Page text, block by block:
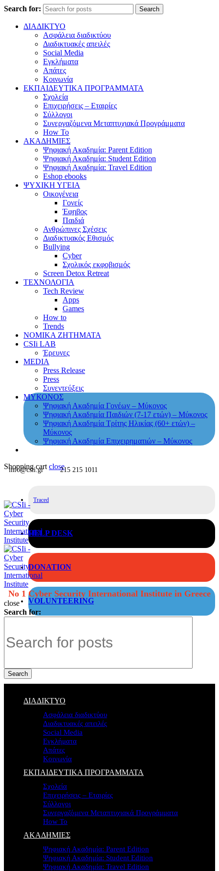
Search for: Search
ΔΙΑΔΙΚΤΥΟ
Ασφάλεια διαδικτύου
Διαδικτυακές απειλές
Social Media
Εγκλήματα
Απάτες
Κοινωνία
ΕΚΠΑΙΔΕΥΤΙΚΑ ΠΡΟΓΡΑΜΜΑΤΑ
Σχολεία
Επιχειρήσεις – Εταιρίες
Σύλλογοι
Συνεργαζόμενα Μεταπτυχιακά Προγράμματα
How To
ΑΚΑΔΗΜΙΕΣ
Ψηφιακή Ακαδημία: Parent Edition
Ψηφιακή Ακαδημία: Student Edition
Ψηφιακή Ακαδημία: Travel Edition
Eshop ebooks
ΨΥΧΙΚΗ ΥΓΕΙΑ
Οικογένεια
Γονείς
Έφηβος
Παιδιά
Ανθρώπινες Σχέσεις
Διαδικτυακός Εθισμός
Bullying
Cyber
Σχολικός εκφοβισμός
Screen Detox Retreat
ΤΕΧΝΟΛΟΓΙΑ
Tech Review
Apps
Games
How to
Trends
ΝΟΜΙΚΑ ΖΗΤΗΜΑΤΑ
CSIi LAB
Έρευνες
MEDIA
Press Release
Press
Συνεντεύξεις
ΜΥΚΟΝΟΣ
Ψηφιακή Ακαδημία Γονέων – Μύκονος
Ψηφιακή Ακαδημία Παιδιών (7-17 ετών) – Μύκονος
Ψηφιακή Ακαδημία Τρίτης Ηλικίας (60+ ετών) –
Μύκονος
Ψηφιακή Ακαδημία Επιχειρηματιών – Μύκονος
Shopping cart close
info@csii.gr 215 215 1011
Traced
HELP DESK
DONATION
VOLUNTEERING
No 1 Cyber Security International Institute in Greece
close
Search for:
Search
ΔΙΑΔΙΚΤΥΟ
Ασφάλεια διαδικτύου
Διαδικτυακές απειλές
Social Media
Εγκλήματα
Απάτες
Κοινωνία
ΕΚΠΑΙΔΕΥΤΙΚΑ ΠΡΟΓΡΑΜΜΑΤΑ
Σχολεία
Επιχειρήσεις – Εταιρίες
Σύλλογοι
Συνεργαζόμενα Μεταπτυχιακά Προγράμματα
How To
ΑΚΑΔΗΜΙΕΣ
Ψηφιακή Ακαδημία: Parent Edition
Ψηφιακή Ακαδημία: Student Edition
Ψηφιακή Ακαδημία: Travel Edition